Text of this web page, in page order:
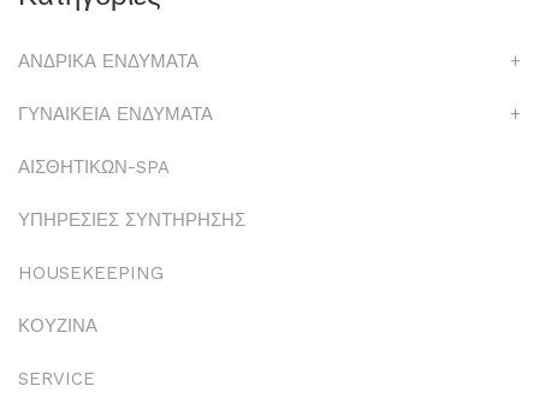
ΑΝΔΡΙΚΑ ΕΝΔΥΜΑΤΑ +
ΓΥΝΑΙΚΕΙΑ ΕΝΔΥΜΑΤΑ +
ΑΙΣΘΗΤΙΚΩΝ-SPA
ΥΠΗΡΕΣΙΕΣ ΣΥΝΤΗΡΗΣΗΣ
HOUSEKEEPING
ΚΟΥΖΙΝΑ
SERVICE